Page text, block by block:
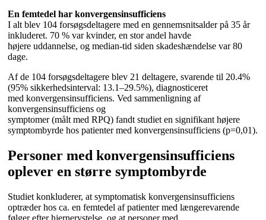
En femtedel har konvergensinsufficiens
I alt blev 104 forsøgsdeltagere med en gennemsnitsalder på 35 år
inkluderet. 70 % var kvinder, en stor andel havde
højere uddannelse, og median-tid siden skadeshændelse var 80
dage.
Af de 104 forsøgsdeltagere blev 21 deltagere, svarende til 20.4%
(95% sikkerhedsinterval: 13.1–29.5%), diagnosticeret
med konvergensinsufficiens. Ved sammenligning af
konvergensinsufficiens og
symptomer (målt med RPQ) fandt studiet en signifikant højere
symptombyrde hos patienter med konvergensinsufficiens (p=0,01).
Personer med konvergensinsufficiens
oplever en større symptombyrde
Studiet konkluderer, at symptomatisk konvergensinsufficiens
optræder hos ca. en femtedel af patienter med længerevarende
følger efter hjernerystelse, og at personer med